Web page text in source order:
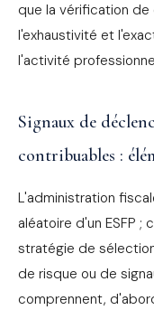
que la vérification
l'exhaustivité et
l'activité
Signaux de
contribuables :
L'administration
aléatoire d'un ESFP ;
stratégie de
de risque ou de
comprennent,